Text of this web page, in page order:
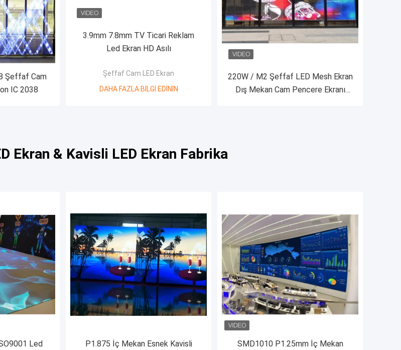
Şeffaf Cam
IC 2038
3.9mm 7.8mm TV Ticari Reklam
Led Ekran HD Asılı
Şeffaf Cam LED Ekran
DAHA FAZLA BILGI EDININ
220W / M2 Şeffaf LED Mesh Ekran
Dış Mekan Cam Pencere Ekranı
Ekran & Kavisli LED Ekran Fabrika
Led
P1.875 İç Mekan Esnek Kavisli
SMD1010 P1.25mm İç Mekan